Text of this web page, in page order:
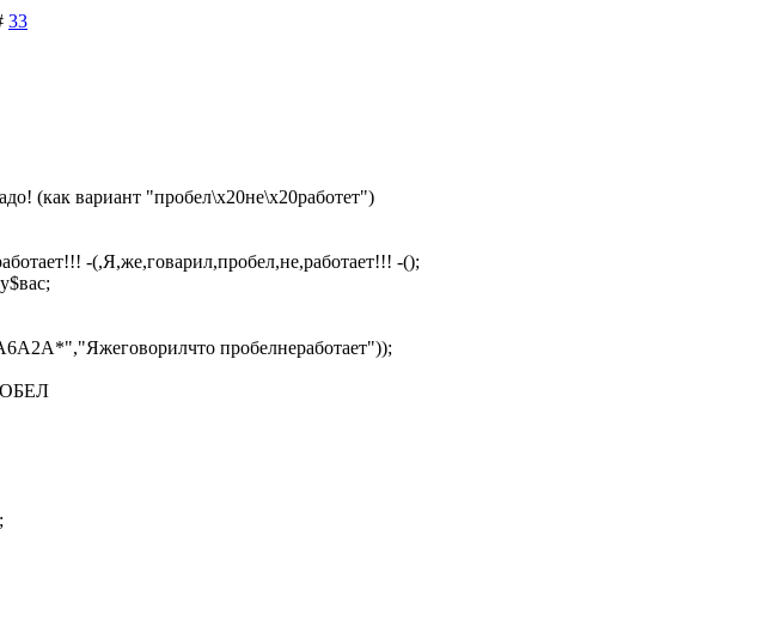
33
(как вариант "пробел\x20не\x20работет")
-(,Я,же,говарил,пробел,не,работает!!! -();
пробелнеработает"));